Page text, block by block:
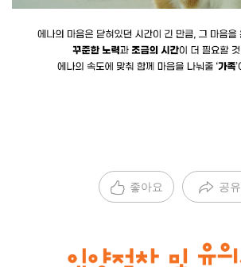
좋아요 공유